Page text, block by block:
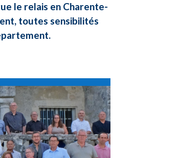
le relais en Charente-
toutes sensibilités